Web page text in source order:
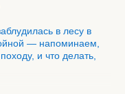
в лесу в
— напоминаем,
и что делать,